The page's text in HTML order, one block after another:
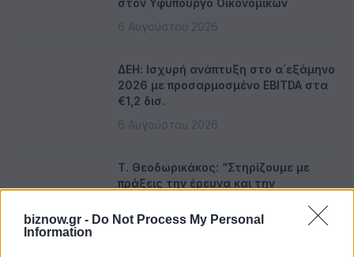
biznow.gr - Do Not Process My Personal
Information
6 Αυγούστου 2026
ΔΕΗ: Ισχυρή ανάπτυξη στο α΄εξάμηνο
2026 με προσαρμοσμένο EBITDA στα
€1,2 δισ.
6 Αυγούστου 2026
Τ. Θεοδωρικάκος: “Στηρίζουμε με
πράξεις την έρευνα και την
6 Αυγούστου 2026